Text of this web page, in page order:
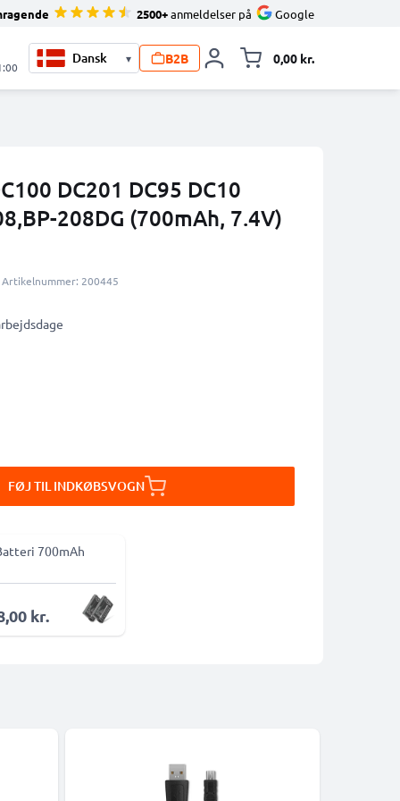
2500+anmeldelser på Google
▾ B2B 0,00 kr.
DC201 DC95 DC10
208DG (700mAh, 7.4V)
Artikelnummer: 200445
FØJ TIL INDKØBSVOGN
700mAh
kr.